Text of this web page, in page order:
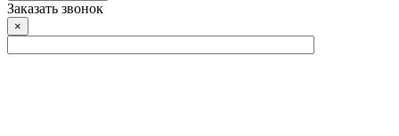
Заказать звонок
×